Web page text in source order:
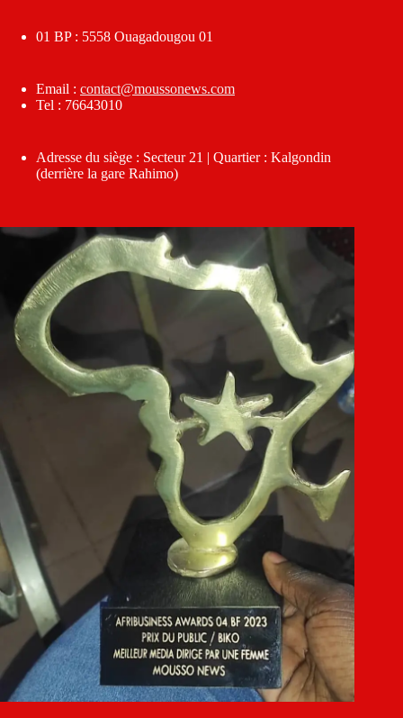
01 BP : 5558 Ouagadougou 01
Email : contact@moussonews.com
Tel : 76643010
Adresse du siège : Secteur 21 | Quartier : Kalgondin
(derrière la gare Rahimo)